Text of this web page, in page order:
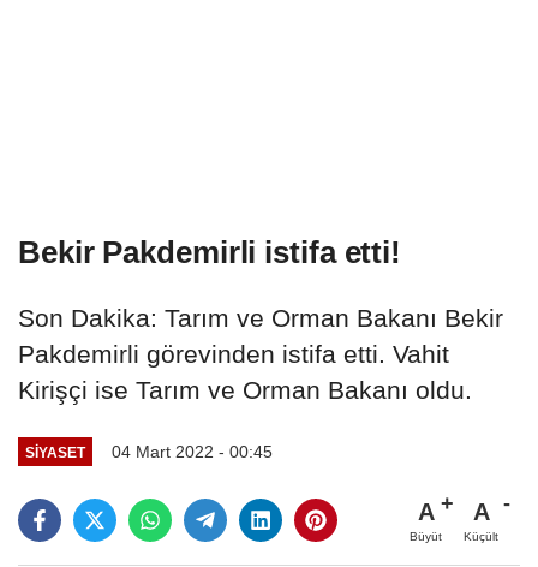
Bekir Pakdemirli istifa etti!
Son Dakika: Tarım ve Orman Bakanı Bekir
Pakdemirli görevinden istifa etti. Vahit
Kirişçi ise Tarım ve Orman Bakanı oldu.
SIYASET 04 Mart 2022 - 00:45
A
Büyüt
A
Küçült